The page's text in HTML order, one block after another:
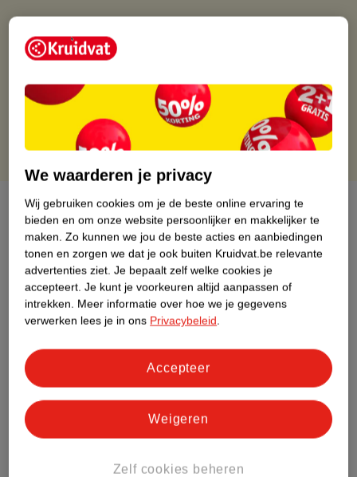
Op werkdagen voor 22:00 uur besteld, volgende dag in huis
Gratis thuisbezorgd vanaf 50.00
Gratis retourneren binnen 30 dagen
Gratis punten met je Kruidvat kaart
Over dit product
Productinformatie
Etiketinformatie
Dit product heeft (nog) geen Nature
Impact Score.
Bestel & Bezorginformatie
We waarderen je privacy
Wij gebruiken cookies om je de beste online ervaring te
bieden en om onze website persoonlijker en makkelijker te
maken. Zo kunnen we jou de beste acties en aanbiedingen
tonen en zorgen we dat je ook buiten Kruidvat.be relevante
advertenties ziet. Je bepaalt zelf welke cookies je
accepteert. Je kunt je voorkeuren altijd aanpassen of
intrekken. Meer informatie over hoe we je gegevens
verwerken lees je in ons Privacybeleid.
Zelf cookies beheren
Weigeren
Accepteer